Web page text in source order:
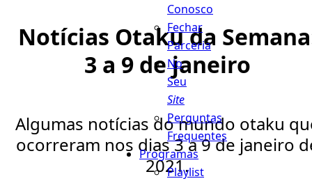
Conosco
Fechar
Parceria
No
Seu
Site
Perguntas
Frequentes
Programas
Playlist
Notícias Otaku da
3 a 9 de janeiro
Algumas notícias do mundo otaku
ocorreram nos dias 3 a 9 de janeiro
2021.